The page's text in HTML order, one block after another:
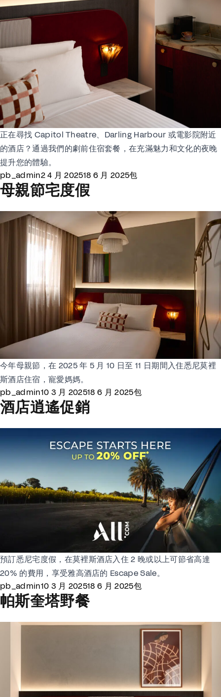
正在尋找 Capitol Theatre、Darling Harbour 或電影院附近
的酒店？通過我們的劇前住宿套餐，在充滿魅力和文化的夜晚
提升您的體驗。
Posted by
pb_admin2 4 月 202518 6 月 2025Posted in
包
母親節宅度假
今年母親節，在 2025 年 5 月 10 日至 11 日期間入住悉尼莫裡
斯酒店住宿，寵愛媽媽。
Posted by
pb_admin10 3 月 202518 6 月 2025Posted in
包
酒店逍遙促銷
預訂悉尼宅度假，在莫裡斯酒店入住 2 晚或以上可節省高達
20% 的費用，享受雅高酒店的 Escape Sale。
Posted by
pb_admin10 3 月 202518 6 月 2025Posted in
包
帕斯奎塔野餐